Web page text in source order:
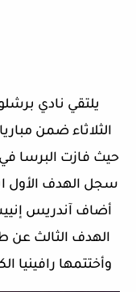
يلتقي نادي
حيث فازت البرسا
وأختتمها رافينيا